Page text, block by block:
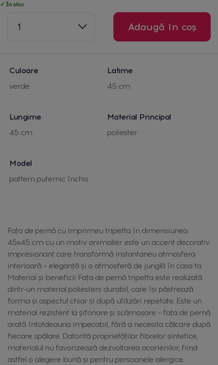
✓ În stoc
1 Adaugă în coș
Culoare
verde
Latime
45 cm
Lungime
45 cm
Material Principal
poliester
Model
pattern puternic închis
Fața de pernă cu imprimeu tripetta în dimensiunea
45x45 cm cu un motiv animalier este un accent decorativ
impresionant care transformă instantaneu atmosfera
interioară – eleganță și o atmosferă de junglă în casa ta.
Material și beneficii Fața de pernă tripetta este realizată
dintr-un material poliesters durabil, care își păstrează
forma și aspectul chiar și după utilizări repetate. Este un
material rezistent la șifonare și scămoșare – fața de pernă
arată întotdeauna impecabil, fără a necesita călcare după
fiecare spălare. Datorită proprietăților fibrelor sintetice,
materialul nu favorizează dezvoltarea acarienilor, fiind
astfel o alegere bună și pentru persoanele alergice.